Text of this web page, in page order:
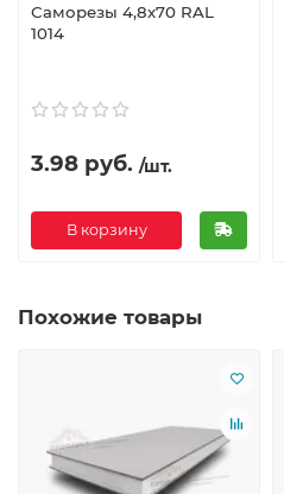
Саморезы 4,8х70 RAL
1014
3.98 руб. /шт.
В корзину
Похожие товары